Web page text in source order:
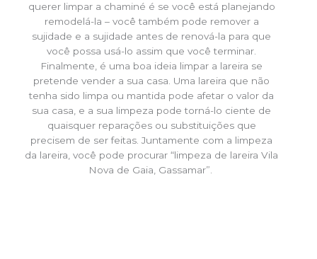
querer limpar a chaminé é se você está planejando
remodelá-la – você também pode remover a
sujidade e a sujidade antes de renová-la para que
você possa usá-lo assim que você terminar.
Finalmente, é uma boa ideia limpar a lareira se
pretende vender a sua casa. Uma lareira que não
tenha sido limpa ou mantida pode afetar o valor da
sua casa, e a sua limpeza pode torná-lo ciente de
quaisquer reparações ou substituições que
precisem de ser feitas. Juntamente com a limpeza
da lareira, você pode procurar “limpeza de lareira Vila
Nova de Gaia, Gassamar”.